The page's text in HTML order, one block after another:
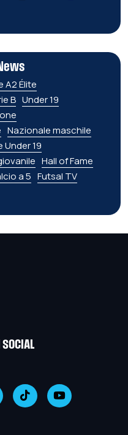
A2 Élite
B Under 19
Nazionale maschile
Under 19
Hall of Fame
a 5 Futsal TV